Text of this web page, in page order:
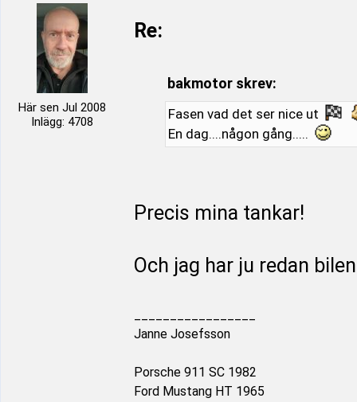
Här sen Jul 2008
Inlägg: 4708
Re:
bakmotor skrev:
Fasen vad det ser nice ut
En dag....någon gång.....
Precis mina tankar!
Och jag har ju redan
Janne Josefsson
Porsche 911 SC 1982
Ford Mustang HT 1965